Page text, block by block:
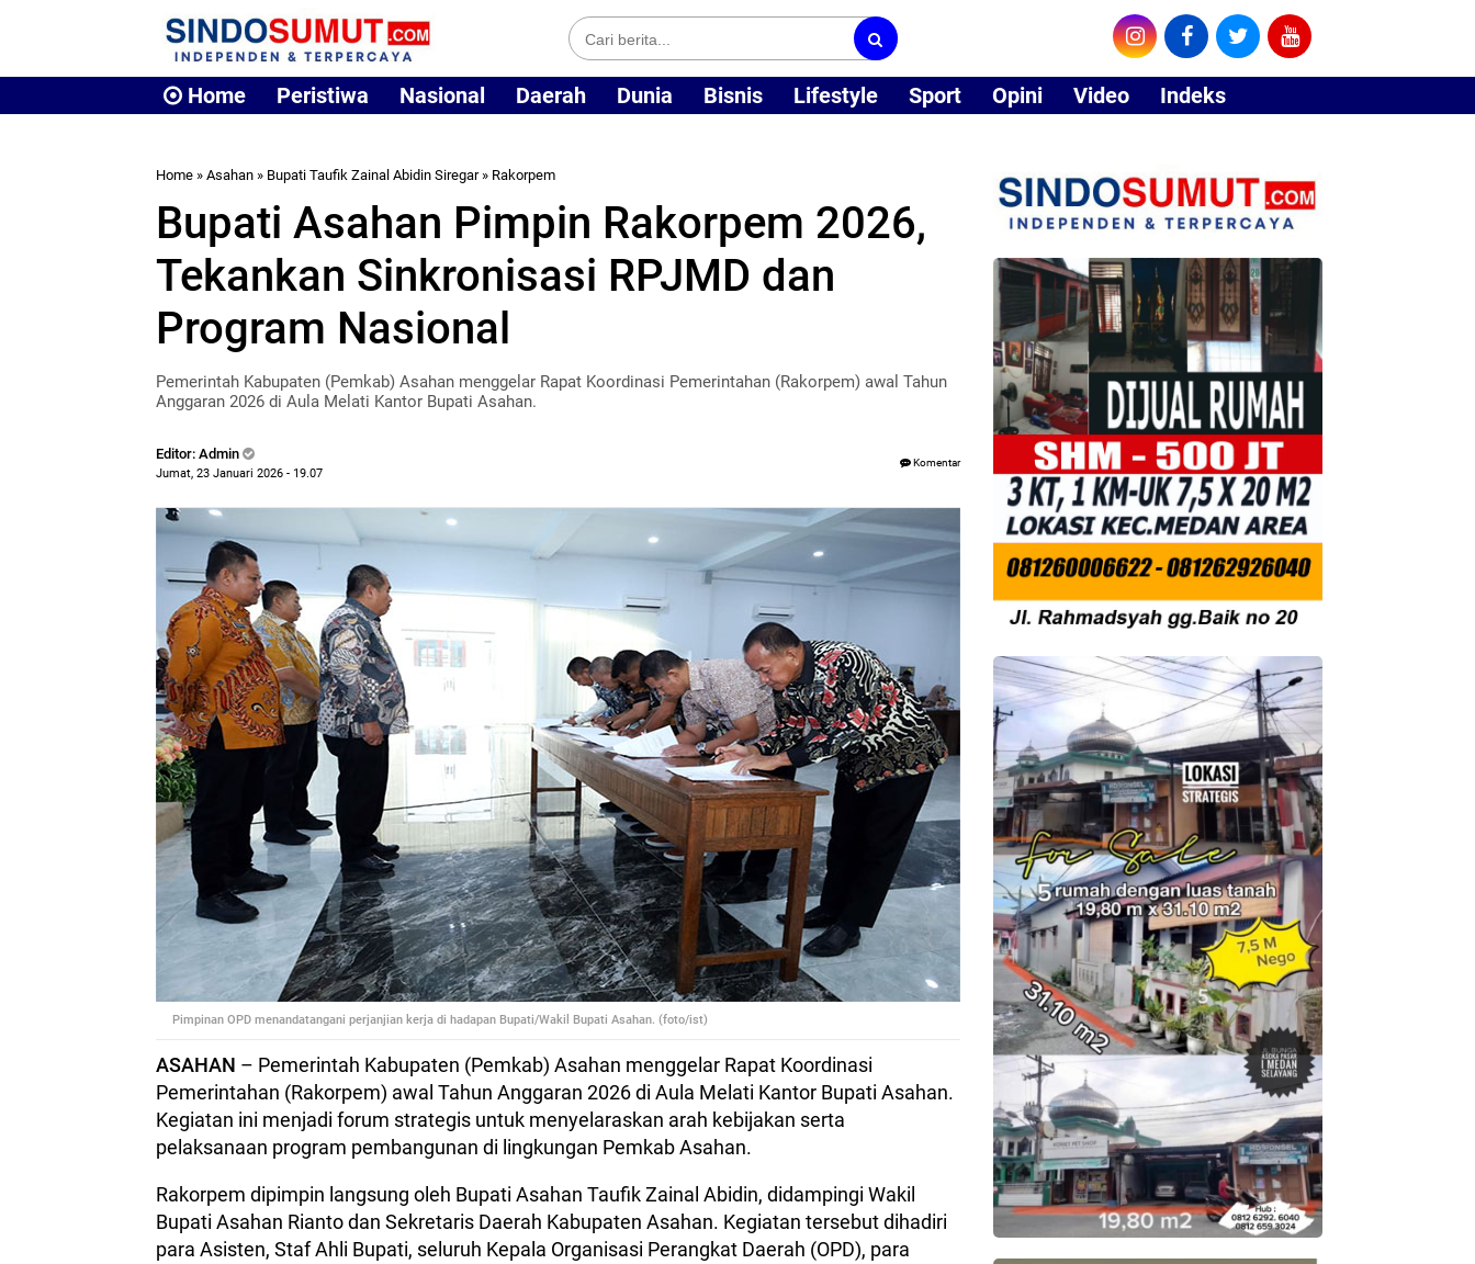
Home Peristiwa Nasional Daerah Dunia Bisnis Lifestyle Sport Opini Video Indeks
Home » Asahan » Bupati Taufik Zainal Abidin Siregar» Rakorpem
Bupati Asahan Pimpin Rakorpem 2026,
Tekankan Sinkronisasi RPJMD dan
Program Nasional
Pemerintah Kabupaten (Pemkab) Asahan menggelar Rapat Koordinasi Pemerintahan (Rakorpem) awal Tahun
Anggaran 2026 di Aula Melati Kantor Bupati Asahan.
Editor: Admin
Jumat, 23 Januari 2026 - 19.07
Komentar
Pimpinan OPD menandatangani perjanjian kerja di hadapan Bupati/Wakil Bupati Asahan. (foto/ist)
ASAHAN – Pemerintah Kabupaten (Pemkab) Asahan menggelar Rapat Koordinasi
Pemerintahan (Rakorpem) awal Tahun Anggaran 2026 di Aula Melati Kantor Bupati Asahan.
Kegiatan ini menjadi forum strategis untuk menyelaraskan arah kebijakan serta
pelaksanaan program pembangunan di lingkungan Pemkab Asahan.
Rakorpem dipimpin langsung oleh Bupati Asahan Taufik Zainal Abidin, didampingi Wakil
Bupati Asahan Rianto dan Sekretaris Daerah Kabupaten Asahan. Kegiatan tersebut dihadiri
para Asisten, Staf Ahli Bupati, seluruh Kepala Organisasi Perangkat Daerah (OPD), para